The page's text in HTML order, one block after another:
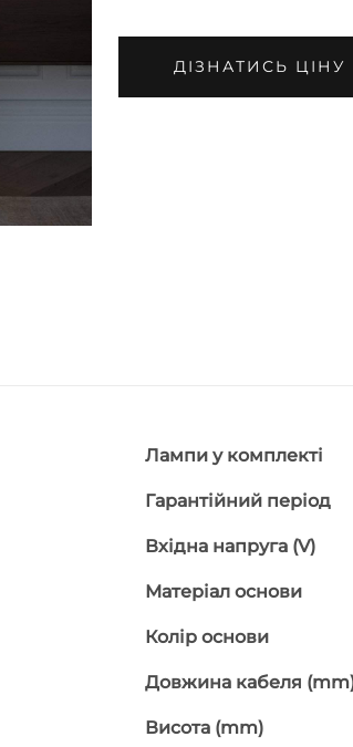
ДІЗНАТИСЬ ЦІНУ
Лампи у комплекті
Гарантійний період
Вхідна напруга (V)
Матеріал основи
Колір основи
Довжина кабеля
Висота (mm)